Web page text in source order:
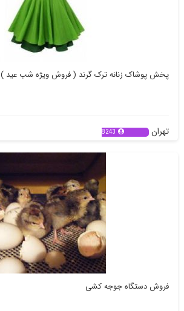
پخش پوشاک زنانه ترک گرند ( فروش ویژه شب عید )
تهران 8243
فروش دستگاه جوجه کشی